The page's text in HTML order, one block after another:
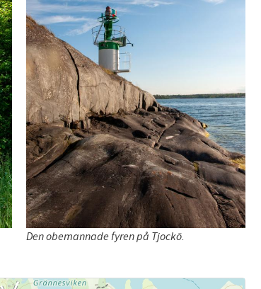
Den obemannade fyren på Tjockö.